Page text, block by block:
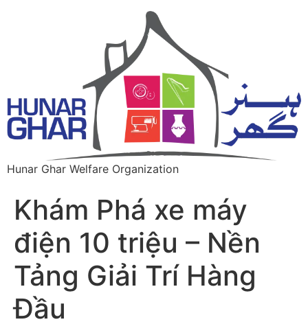
Hunar Ghar Welfare Organization
Khám Phá xe máy
điện 10 triệu – Nền
Tảng Giải Trí Hàng
Đầu